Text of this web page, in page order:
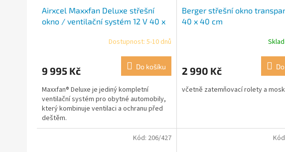
Airxcel Maxxfan Deluxe střešní
okno / ventilační systém 12 V 40 x
Dostupnost: 5-10 dnů
9 995 Kč Do košíku
Maxxfan® Deluxe je jediný kompletní
ventilační systém pro obytné automobily,
který kombinuje ventilaci a ochranu před
deštěm.
Berger střešní okno
40 x 40 cm
2 990 Kč
včetně zatemňovací rolety a
Kód: 206/427